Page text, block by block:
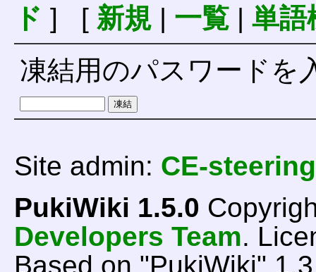
ド ] [ 新規| 一覧| 単語
凍結用のパスワードを
Site admin: CE-steering
PukiWiki 1.5.0
Developers Team.
Based on "PukiWiki"